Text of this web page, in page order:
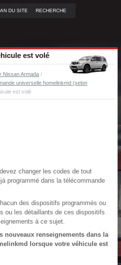
DU SITE RECHERCHE
est volé
Nissan Armada /
universelle homelinkmd (selon
est volé
changer les codes de tout
programmé dans la télécommande
des dispositifs programmés ou
ou les détaillants de ces dispositifs
à ce sujet.
nouveaux renseignements dans la
lorsque votre véhicule est